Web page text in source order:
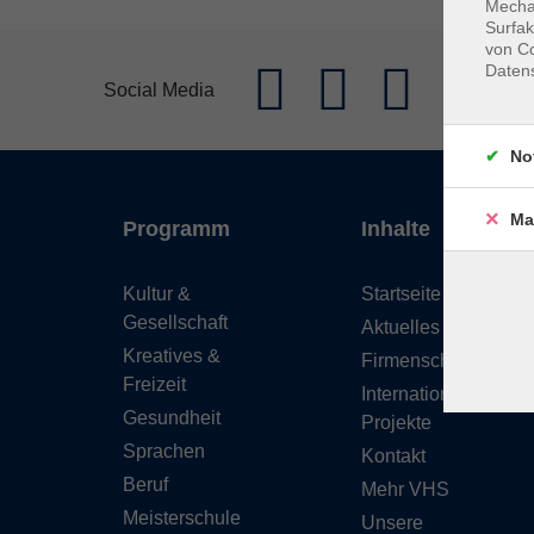
Social Media
Programm
Kultur &
Gesellschaft
Kreatives &
Freizeit
Gesundheit
Sprachen
Beruf
Meisterschule
Inhalte
Startseite
Aktuelles
Firmenschulungen
Internationale
Projekte
Kontakt
Mehr VHS
Unsere
von